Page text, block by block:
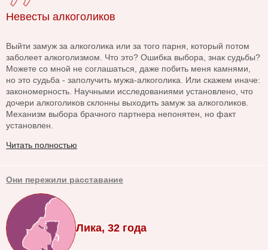
Невесты алкоголиков
Выйти замуж за алкоголика или за того парня, который потом
заболеет алкоголизмом. Что это? Ошибка выбора, знак судьбы?
Можете со мной не соглашаться, даже побить меня камнями,
но это судьба - заполучить мужа-алкоголика. Или скажем иначе:
закономерность. Научными исследованиями установлено, что
дочери алкоголиков склонны выходить замуж за алкоголиков.
Механизм выбора брачного партнера непонятен, но факт
установлен.
Читать полностью
Они пережили расставание
Лика, 32 года